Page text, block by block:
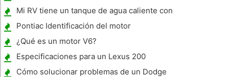
Autos
Mi RV tiene un tanque de agua caliente con
fugas
Pontiac Identificación del motor
¿Qué es un motor V6?
Especificaciones para un Lexus 200
Cómo solucionar problemas de un Dodge